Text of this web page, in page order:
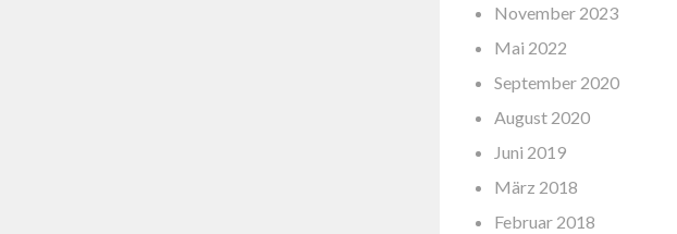
November 2023
Mai 2022
September 2020
August 2020
Juni 2019
März 2018
Februar 2018